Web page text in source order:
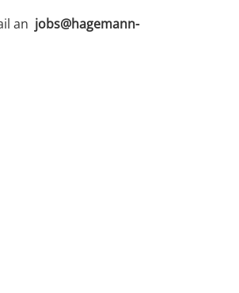
an jobs@hagemann-